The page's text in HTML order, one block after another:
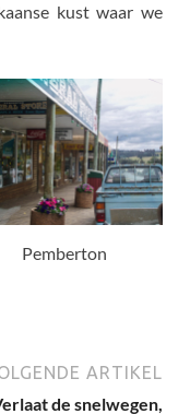
kust waar we
Pemberton
ARTIKEL
de snelwegen,